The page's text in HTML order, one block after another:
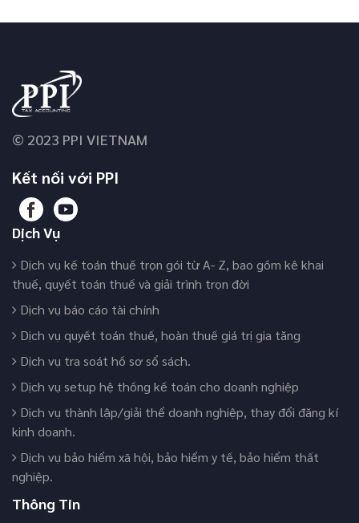
© 2023 PPI VIETNAM
Kết nối với PPI
Dịch Vụ
Dịch vụ kế toán thuế trọn gói từ A- Z, bao gồm kê khai
thuế, quyết toán thuế và giải trình trọn đời
Dịch vụ báo cáo tài chính
Dịch vụ quyết toán thuế, hoàn thuế giá trị gia tăng
Dịch vụ tra soát hồ sơ sổ sách.
Dịch vụ setup hệ thống kế toán cho doanh nghiệp
Dịch vụ thành lập/giải thể doanh nghiệp, thay đổi đăng kí
kinh doanh.
Dịch vụ bảo hiểm xã hội, bảo hiểm y tế, bảo hiểm thất
nghiệp.
Thông Tin